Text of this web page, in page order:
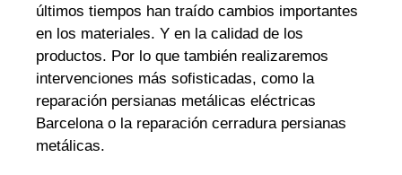
últimos tiempos han traído cambios importantes
en los materiales. Y en la calidad de los
productos. Por lo que también realizaremos
intervenciones más sofisticadas, como la
reparación persianas metálicas eléctricas
Barcelona o la reparación cerradura persianas
metálicas.